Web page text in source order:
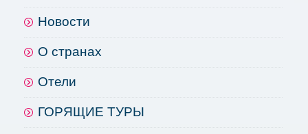
Новости
О странах
Отели
ГОРЯЩИЕ ТУРЫ